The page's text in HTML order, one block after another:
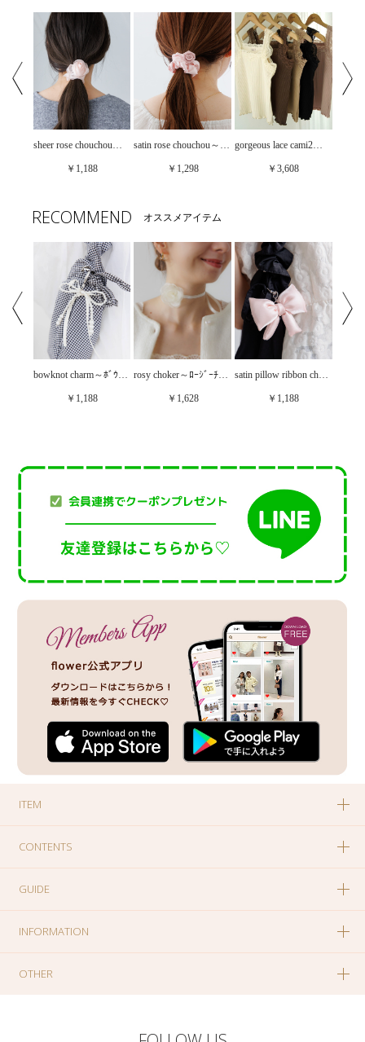
sheer rose chouchou～ｼｱｰﾛｰｽﾞｼｭｼｭ
￥1,188
satin rose chouchou～ｻﾃﾝﾛｰｽﾞｼｭｼｭ
￥1,298
gorgeous lace cami2～ｺﾞｰｼﾞｬｽﾚｰｽｷｬﾐ2
￥3,608
RECOMMEND オススメアイテム
bowknot charm～ﾎﾞｳﾉｯﾄﾁｬｰﾑ
￥1,188
rosy choker～ﾛｰｼﾞｰﾁｮｰｶｰ
￥1,628
satin pillow ribbon charm～ｻﾃﾝﾋﾟﾛｰﾘﾎﾞﾝﾁｬｰﾑ
￥1,188
ITEM
CONTENTS
GUIDE
INFORMATION
OTHER